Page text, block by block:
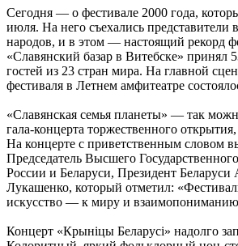
Сегодня — о фестивале 2000 года,
июля. На него съехались представители
народов, и в этом — настоящий рекорд
«Славянский базар в Витебске» принял
гостей из 23 стран мира. На главной
фестиваля в Летнем амфитеатре
«Славянская семья планеты» — так
гала-концерта торжественного
На концерте с приветственным словом
Председатель Высшего
России и Беларуси, Президент Беларуси
Лукашенко, который отметил:
искусство — к миру и
Концерт «Крыніцы Беларусі» надолго